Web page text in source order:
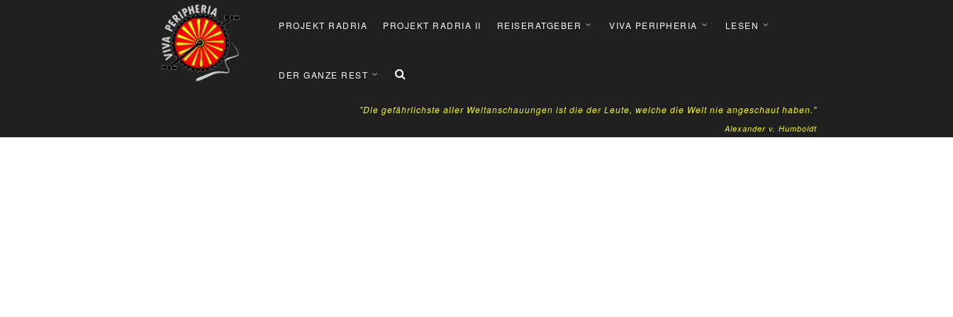
PROJEKT RADRIA PROJEKT RADRIA II REISERATGEBER VIVA PERIPHERIA LESEN
DER GANZE REST
"Die gefährlichste aller Weltanschauungen ist die der Leute, welche die Welt nie angeschaut haben."
Alexander v. Humboldt